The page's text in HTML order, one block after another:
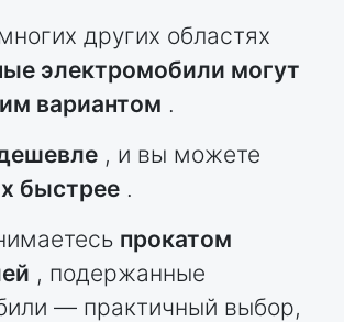
других областях
электромобили могут
вариантом .
, и вы можете
быстрее .
прокатом
, подержанные
— практичный выбор,